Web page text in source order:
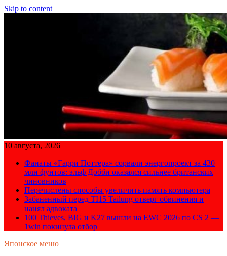
Skip to content
10 августа, 2026
Фанаты «Гарри Поттера» сорвали энергопроект за 430
млн фунтов: эльф Добби оказался сильнее британских
чиновников
Перечислены способы увеличить память компьютера
Забаненный перед TI15 Tailung отверг обвинения и
нанял адвоката
100 Thieves, BIG и K27 вышли на EWC 2026 по CS 2 —
1win покинула отбор
Японское меню